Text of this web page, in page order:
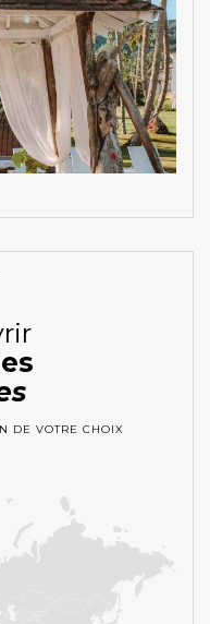
DE VOTRE CHOIX